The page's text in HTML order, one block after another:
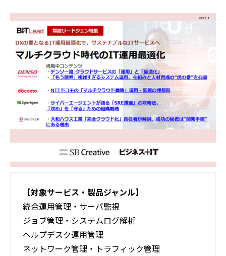
企画資料ダウンロード
活用事例
ブログ
【対象サービス・製品ジャンル】
統合運用管理・サーバ監視
ジョブ管理・システムログ解析
ヘルプデスク運用管理
ネットワーク管理・トラフィック管理